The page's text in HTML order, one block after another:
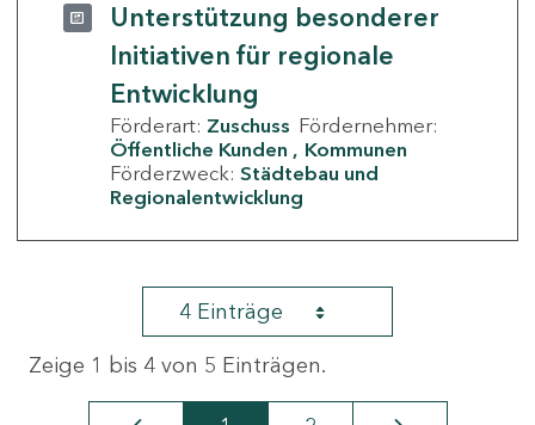
Unterstützung besonderer
Initiativen für regionale
Entwicklung
Förderart: Zuschuss Fördernehmer:
Öffentliche Kunden
Kommunen
Förderzweck: Städtebau und
Regionalentwicklung
4 Einträge
Zeige 1 bis 4 von 5 Einträgen.